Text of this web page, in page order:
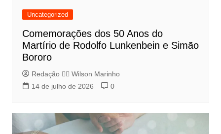
Uncategorized
Comemorações dos 50 Anos do
Martírio de Rodolfo Lunkenbein e Simão
Bororo
Redação 👨‍⚖️​ Wilson Marinho
14 de julho de 2026
0